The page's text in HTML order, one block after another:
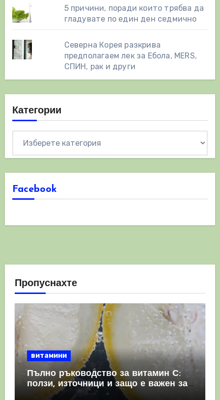
5 причини, поради които трябва да
гладувате по един ден седмично
Северна Корея разкрива
предполагаем лек за Ебола, MERS,
СПИН, рак и други
Категории
Facebook
Пропуснахте
витамини
Пълно ръководство за витамин С:
ползи, източници и защо е важен за
имунната система